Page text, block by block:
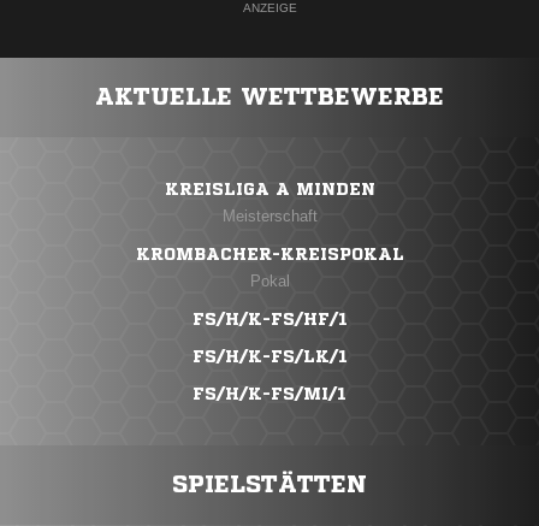
ANZEIGE
AKTUELLE WETTBEWERBE
KREISLIGA A MINDEN
Meisterschaft
KROMBACHER-KREISPOKAL
Pokal
FS/H/K-FS/HF/1
FS/H/K-FS/LK/1
FS/H/K-FS/MI/1
SPIELSTÄTTEN